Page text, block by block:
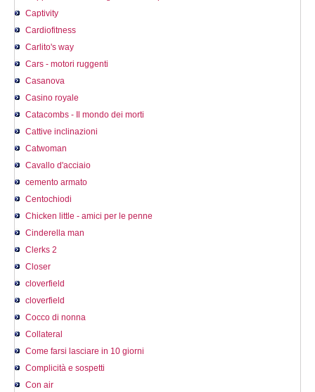
Captivity
Cardiofitness
Carlito's way
Cars - motori ruggenti
Casanova
Casino royale
Catacombs - Il mondo dei morti
Cattive inclinazioni
Catwoman
Cavallo d'acciaio
cemento armato
Centochiodi
Chicken little - amici per le penne
Cinderella man
Clerks 2
Closer
cloverfield
cloverfield
Cocco di nonna
Collateral
Come farsi lasciare in 10 giorni
Complicità e sospetti
Con air